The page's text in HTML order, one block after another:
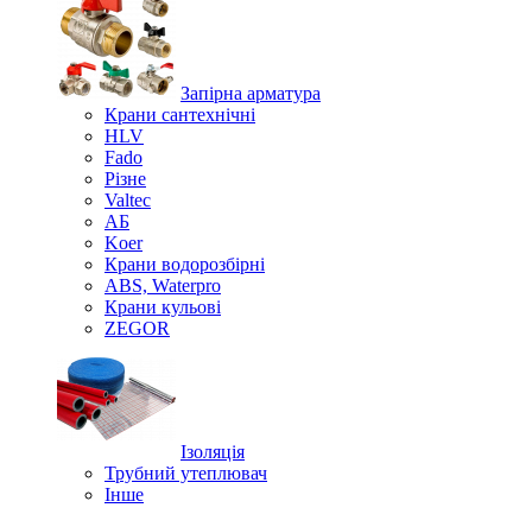
Запірна арматура
Крани сантехнічні
HLV
Fado
Різне
Valtec
АБ
Koer
Крани водорозбірні
ABS, Waterpro
Крани кульові
ZEGOR
Ізоляція
Трубний утеплювач
Інше